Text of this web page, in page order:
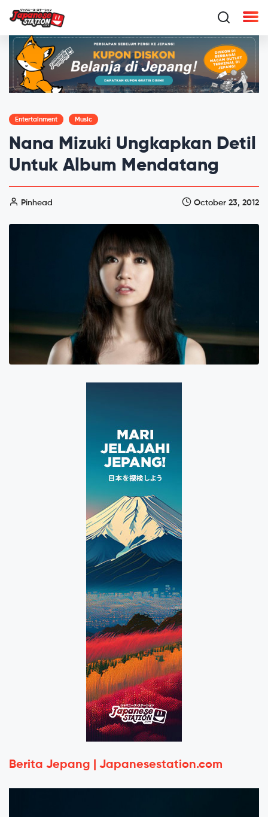
Entertainment Music
Nana Mizuki Ungkapkan Detil
Untuk Album Mendatang
Pinhead October 23, 2012
Berita Jepang | Japanesestation.com